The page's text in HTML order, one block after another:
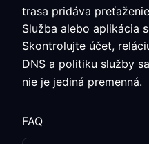
trasa pridáva
Služba alebo aplikácia
Skontrolujte účet,
DNS a politiku služby
nie je jediná premenná.
FAQ